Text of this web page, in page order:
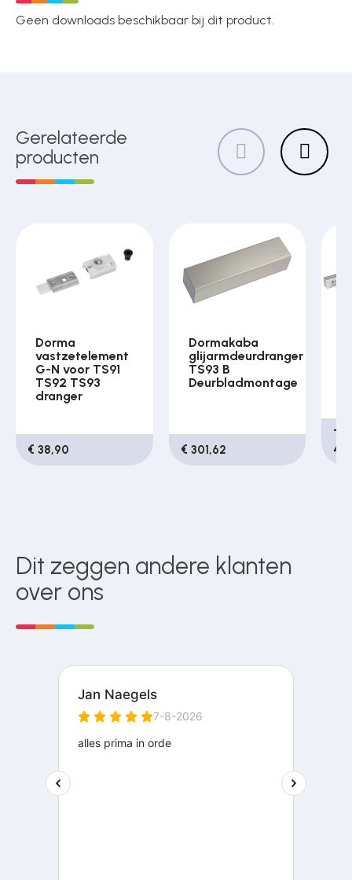
Geen downloads beschikbaar bij dit product.
Gerelateerde
producten
Dorma
vastzetelement
G-N voor TS91
TS92 TS93
dranger
€ 38,90
Dormakaba
glijarmdeurdranger
TS93 B
Deurbladmontage
€ 301,62
Dit zeggen andere klanten
over ons